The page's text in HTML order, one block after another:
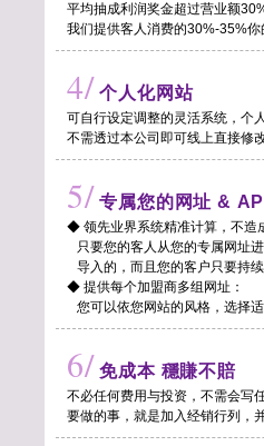
平均抽成利润奖金超过营业额
我们提供客人消费的30%-35%你
4/ 个人化网站
可自行设定调整的灵活系统，个
不需透过本公司即可线上直接修
5/ 专属您的网址 &
◆ 领先业界系统精准计算，不造
只要您的客人从您的专属网址
导入的，而且您的客户只要持
◆ 提供每个加盟商多组网址：
您可以依您网站的风格，选择
6/ 免成本 穩賺不賠
不必任何费用与投资，不需会写
要做的事，就是加入经销行列，